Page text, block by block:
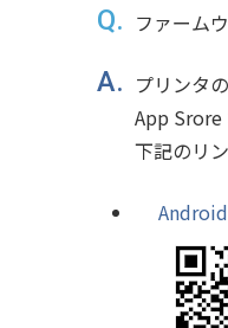
ファーム
プリンタ
App Srore
下記のリ